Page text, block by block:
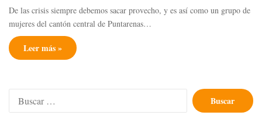
​De las crisis siempre debemos sacar provecho, y es así como un grupo de
mujeres del cantón central de Puntarenas…
Leer más »
Buscar: